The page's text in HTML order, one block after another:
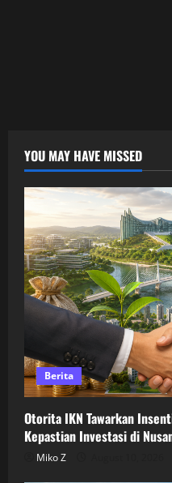
YOU MAY HAVE MISSED
Berita
Otorita IKN Tawarkan
Kepastian Investasi di
Miko Z